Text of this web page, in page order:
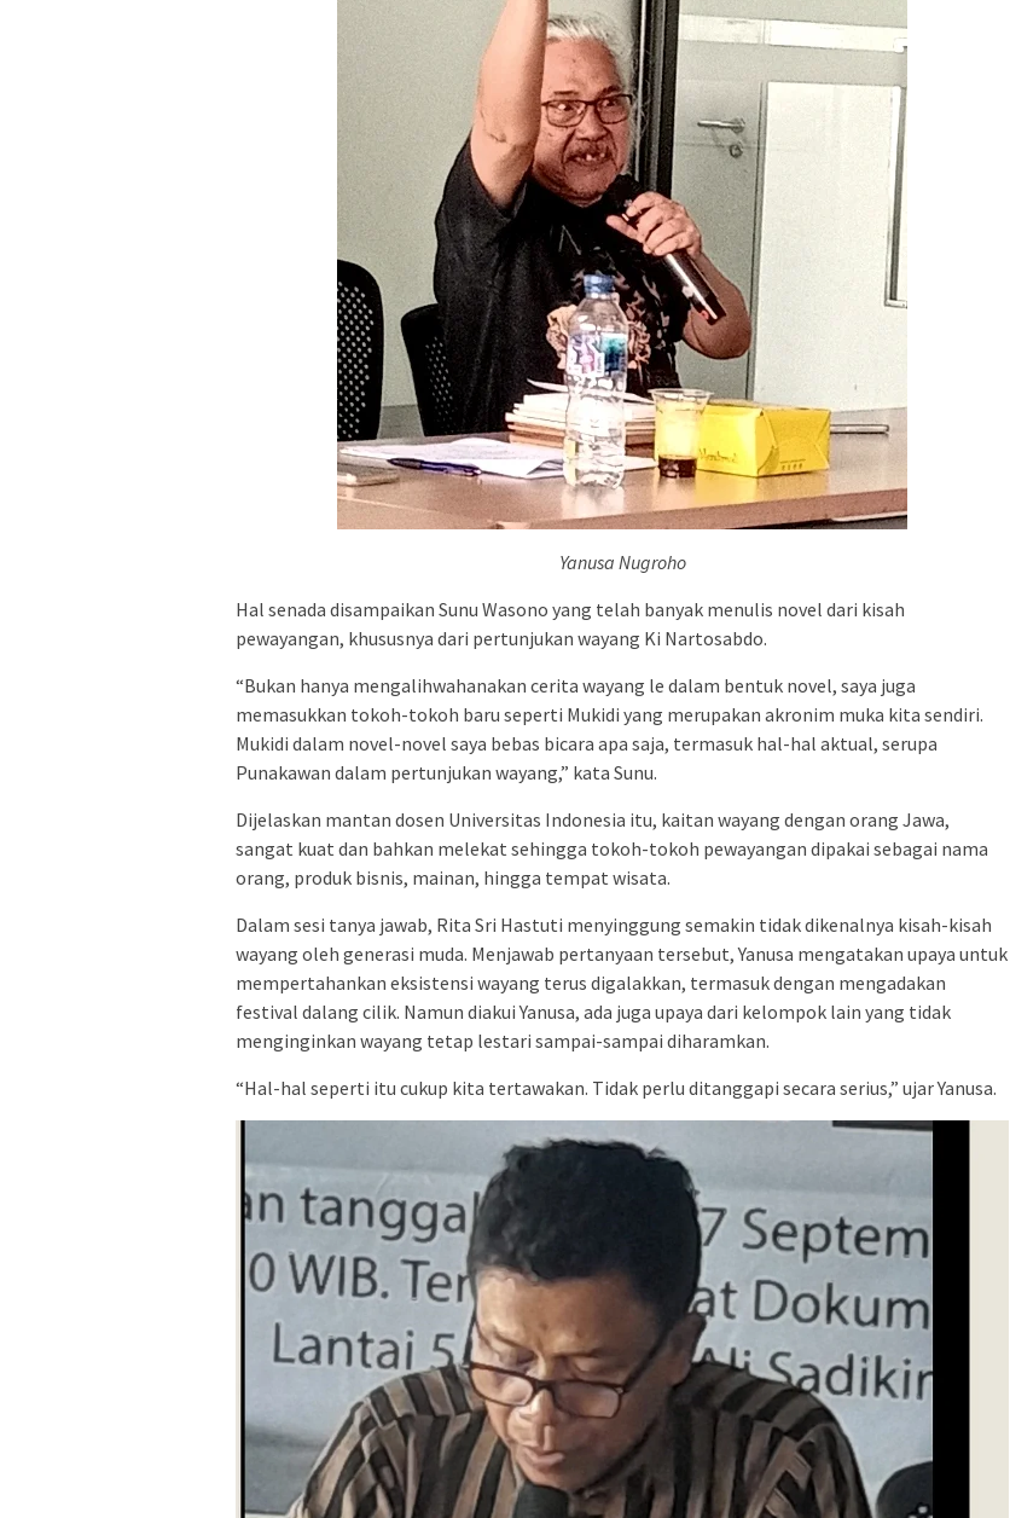
Yanusa Nugroho
Hal senada disampaikan Sunu Wasono yang telah banyak menulis novel dari kisah
pewayangan, khususnya dari pertunjukan wayang Ki Nartosabdo.
“Bukan hanya mengalihwahanakan cerita wayang le dalam bentuk novel, saya juga
memasukkan tokoh-tokoh baru seperti Mukidi yang merupakan akronim muka kita sendiri.
Mukidi dalam novel-novel saya bebas bicara apa saja, termasuk hal-hal aktual, serupa
Punakawan dalam pertunjukan wayang,” kata Sunu.
Dijelaskan mantan dosen Universitas Indonesia itu, kaitan wayang dengan orang Jawa,
sangat kuat dan bahkan melekat sehingga tokoh-tokoh pewayangan dipakai sebagai nama
orang, produk bisnis, mainan, hingga tempat wisata.
Dalam sesi tanya jawab, Rita Sri Hastuti menyinggung semakin tidak dikenalnya kisah-kisah
wayang oleh generasi muda. Menjawab pertanyaan tersebut, Yanusa mengatakan upaya untuk
mempertahankan eksistensi wayang terus digalakkan, termasuk dengan mengadakan
festival dalang cilik. Namun diakui Yanusa, ada juga upaya dari kelompok lain yang tidak
menginginkan wayang tetap lestari sampai-sampai diharamkan.
“Hal-hal seperti itu cukup kita tertawakan. Tidak perlu ditanggapi secara serius,” ujar Yanusa.